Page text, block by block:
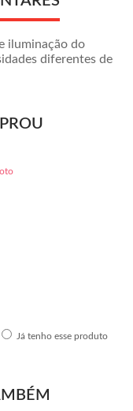
iluminação do
diferentes de
Já tenho esse produto